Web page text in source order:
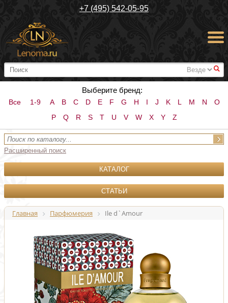
+7 (495) 542-05-95
#
Выберите бренд:
Все 1-9 A B C D E F G H I J K L M N
O
P
Q R S T U V W X Y Z
Расширенный поиск
КАТАЛОГ
СТАТЬИ
Главная Парфюмерия Ile d`Amour